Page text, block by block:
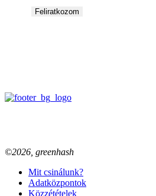
©2026, greenhash
Mit csinálunk?
Adatközpontok
Közzétételek